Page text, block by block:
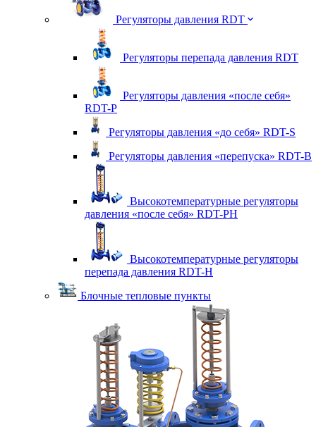
Регуляторы давления RDT
Регуляторы перепада давления RDT
Регуляторы давления «после себя»
RDT-P
Регуляторы давления «до себя» RDT-S
Регуляторы давления «перепуска» RDT-B
Высокотемпературные регуляторы
давления «после себя» RDT-PH
Высокотемпературные регуляторы
перепада давления RDT-H
Блочные тепловые пункты